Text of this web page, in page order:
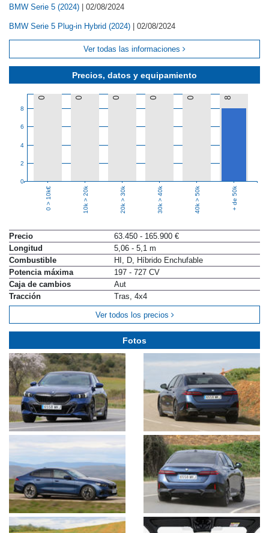
Precios, datos y equipamiento
0
2
4
6
8
0 0 0 0 0 8
0 > 10k€ 10k > 20k 20k > 30k 30k > 40k 40k > 50k + de 50k
Precio
63.450 - 165.900 €
Longitud
5,06 - 5,1 m
Combustible
HI, D, Híbrido Enchufable
Potencia máxima
197 - 727 CV
Caja de cambios
Aut
Tracción
Tras, 4x4
Ver todos los precios
BMW Serie 5 (2024) 02/08/2024
BMW Serie 5 Plug-in Hybrid (2024) 02/08/2024
Ver todas las informaciones
Fotos